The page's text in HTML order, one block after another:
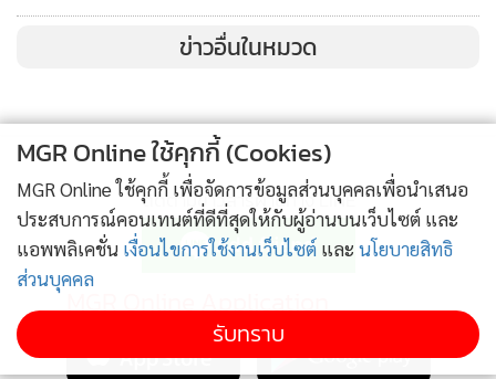
ข่าวอื่นในหมวด
ติดตามข่าวสารผ่านทาง LINE
MGR Online Application
MGR Online ใช้คุกกี้ (Cookies)
MGR Online ใช้คุกกี้ เพื่อจัดการข้อมูลส่วนบุคคลเพื่อนำเสนอ
ประสบการณ์คอนเทนต์ที่ดีที่สุดให้กับผู้อ่านบนเว็บไซต์ และ
แอพพลิเคชั่น เงื่อนไขการใช้งานเว็บไซต์ และ นโยบายสิทธิ
ส่วนบุคคล
รับทราบ